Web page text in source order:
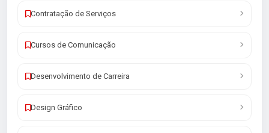
Contratação de Serviços
Cursos de Comunicação
Desenvolvimento de Carreira
Design Gráfico